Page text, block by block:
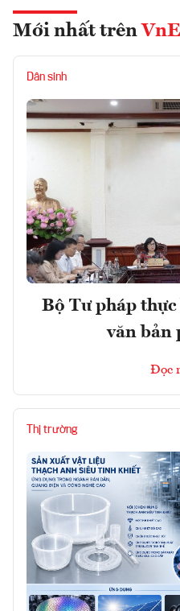
Mới nhất trên
Dân sinh
Bộ Tư pháp
văn bản
Đọc
Thị trường